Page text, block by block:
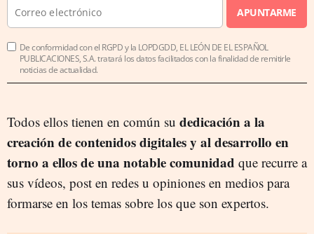
APUNTARME
De conformidad con el RGPD y la LOPDGDD, EL LEÓN DE EL ESPAÑOL
PUBLICACIONES, S.A. tratará los datos facilitados con la finalidad de remitirle
noticias de actualidad.
Todos ellos tienen en común su dedicación a la
creación de contenidos digitales y al desarrollo en
torno a ellos de una notable comunidad que recurre a
sus vídeos, post en redes u opiniones en medios para
formarse en los temas sobre los que son expertos.